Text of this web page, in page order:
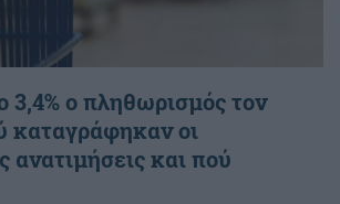
ο πληθωρισμός τον
καταγράφηκαν οι
ανατιμήσεις και πού